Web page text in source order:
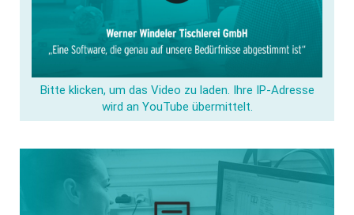
Bitte klicken, um das Video zu laden. Ihre IP-Adresse
wird an YouTube übermittelt.